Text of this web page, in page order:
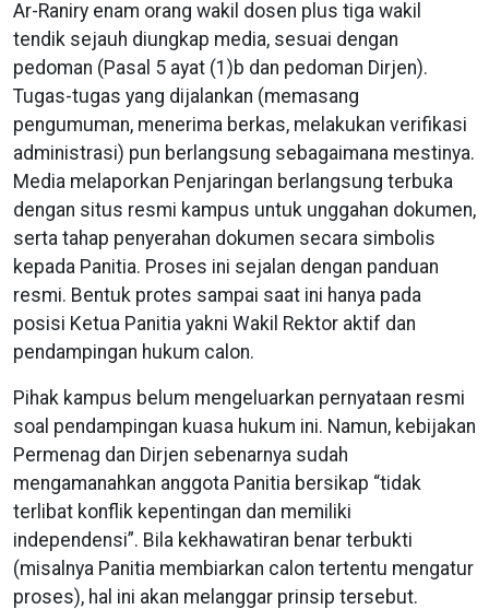
Ar-Raniry enam orang wakil dosen plus tiga wakil
tendik sejauh diungkap media, sesuai dengan
pedoman (Pasal 5 ayat (1)b dan pedoman Dirjen).
Tugas-tugas yang dijalankan (memasang
pengumuman, menerima berkas, melakukan verifikasi
administrasi) pun berlangsung sebagaimana mestinya.
Media melaporkan Penjaringan berlangsung terbuka
dengan situs resmi kampus untuk unggahan dokumen,
serta tahap penyerahan dokumen secara simbolis
kepada Panitia. Proses ini sejalan dengan panduan
resmi. Bentuk protes sampai saat ini hanya pada
posisi Ketua Panitia yakni Wakil Rektor aktif dan
pendampingan hukum calon.
Pihak kampus belum mengeluarkan pernyataan resmi
soal pendampingan kuasa hukum ini. Namun, kebijakan
Permenag dan Dirjen sebenarnya sudah
mengamanahkan anggota Panitia bersikap “tidak
terlibat konflik kepentingan dan memiliki
independensi”. Bila kekhawatiran benar terbukti
(misalnya Panitia membiarkan calon tertentu mengatur
proses), hal ini akan melanggar prinsip tersebut.